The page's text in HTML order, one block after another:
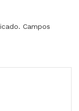
Campos